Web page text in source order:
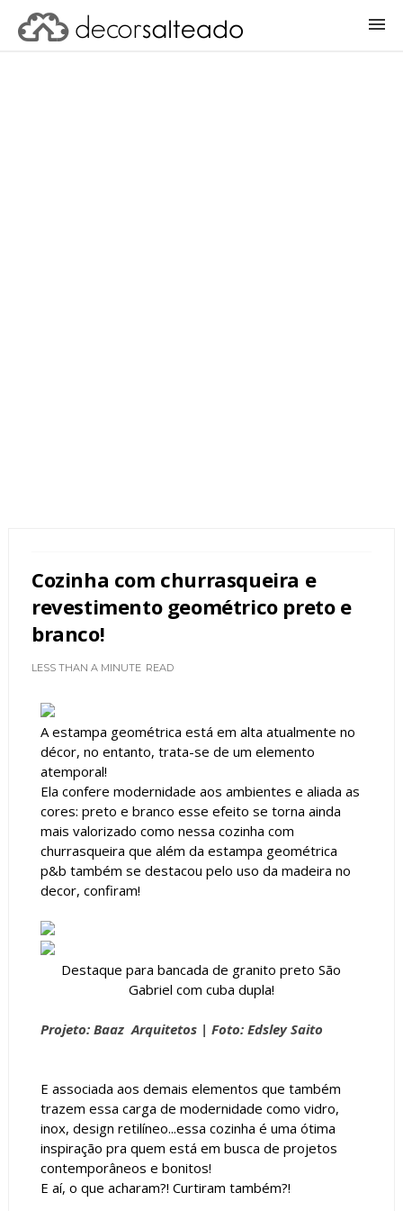
Cozinha com churrasqueira e
revestimento geométrico preto e
branco!
LESS THAN A MINUTE READ
A estampa geométrica está em alta atualmente no
décor, no entanto, trata-se de um elemento
atemporal!
Ela confere modernidade aos ambientes e aliada as
cores: preto e branco esse efeito se torna ainda
mais valorizado como nessa cozinha com
churrasqueira que além da estampa geométrica
p&b também se destacou pelo uso da madeira no
decor, confiram!
Destaque para bancada de granito preto São
Gabriel com cuba dupla!
Projeto: Baaz Arquitetos | Foto: Edsley Saito
E associada aos demais elementos que também
trazem essa carga de modernidade como vidro,
inox, design retilíneo...essa cozinha é uma ótima
inspiração pra quem está em busca de projetos
contemporâneos e bonitos!
E aí, o que acharam?! Curtiram também?!